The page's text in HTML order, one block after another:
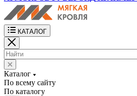
КАТАЛОГ
Каталог
По всему сайту
По каталогу